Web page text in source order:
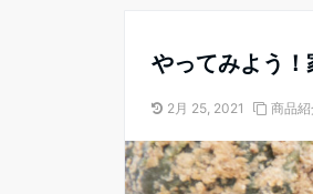
やってみよう！
2月 25, 2021 商品紹